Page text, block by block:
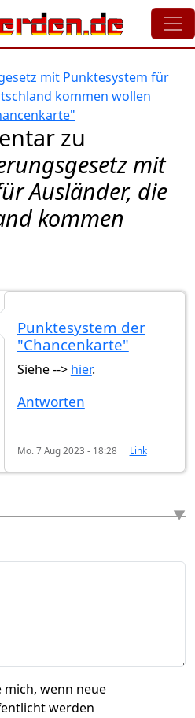
mit Punktesystem für
kommen wollen
zu
mit
Ausländer, die
kommen
das Formular aus?von
Punktesystem der
"Chancenkarte"
Siehe --> hier.
Antworten
Mo. 7 Aug 2023 - 18:28 Link
mich, wenn neue
werden